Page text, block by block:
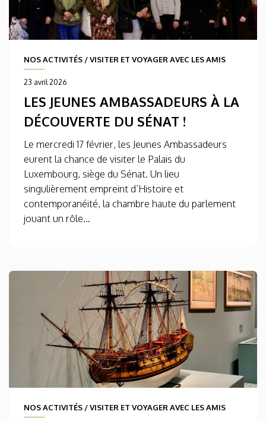
NOS ACTIVITÉS /VISITER ET VOYAGER AVEC LES AMIS
23 avril 2026
LES JEUNES AMBASSADEURS À LA
DÉCOUVERTE DU SÉNAT !
Le mercredi 17 février, les Jeunes Ambassadeurs
eurent la chance de visiter le Palais du
Luxembourg, siège du Sénat. Un lieu
singulièrement empreint d’Histoire et
contemporanéité, la chambre haute du parlement
jouant un rôle...
NOS ACTIVITÉS /VISITER ET VOYAGER AVEC LES AMIS